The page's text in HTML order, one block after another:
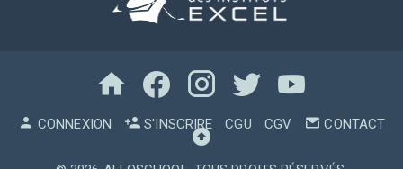
CONNEXION S'INSCRIRE CGU CGV CONTACT